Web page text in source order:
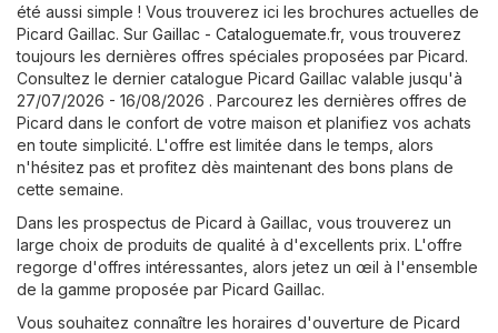
été aussi simple ! Vous trouverez ici les brochures actuelles de
Picard Gaillac. Sur Gaillac - Cataloguemate.fr, vous trouverez
toujours les dernières offres spéciales proposées par Picard.
Consultez le dernier catalogue Picard Gaillac valable jusqu'à
27/07/2026 - 16/08/2026 . Parcourez les dernières offres de
Picard dans le confort de votre maison et planifiez vos achats
en toute simplicité. L'offre est limitée dans le temps, alors
n'hésitez pas et profitez dès maintenant des bons plans de
cette semaine.
Dans les prospectus de Picard à Gaillac, vous trouverez un
large choix de produits de qualité à d'excellents prix. L'offre
regorge d'offres intéressantes, alors jetez un œil à l'ensemble
de la gamme proposée par Picard Gaillac.
Vous souhaitez connaître les horaires d'ouverture de Picard